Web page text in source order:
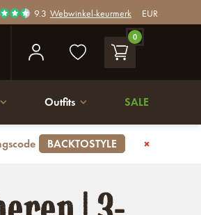
9.3 Webwinkel-keurmerk EUR
0
Outfits SALE
BACKTOSTYLE